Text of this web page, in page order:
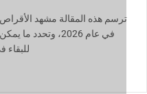
ترسم هذه المقالة مشهد الأقراص
في عام 2026، وتحدد ما
للبقاء في